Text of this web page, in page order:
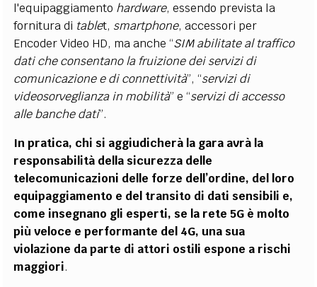
l'equipaggiamento hardware, essendo prevista la
fornitura di tablet, smartphone, accessori per
Encoder Video HD, ma anche “SIM abilitate al traffico
dati che consentano la fruizione dei servizi di
comunicazione e di connettività”, “servizi di
videosorveglianza in mobilità” e “servizi di accesso
alle banche dati”.
In pratica, chi si aggiudicherà la gara avrà la
responsabilità della sicurezza delle
telecomunicazioni delle forze dell’ordine, del loro
equipaggiamento e del transito di dati sensibili e,
come insegnano gli esperti, se la rete 5G è molto
più veloce e performante del 4G, una sua
violazione da parte di attori ostili espone a rischi
maggiori.